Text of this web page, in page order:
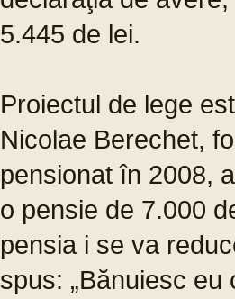
5.445 de lei.
Proiectul de lege
Nicolae Berechet,
pensionat în 2008,
o pensie de 7.000
pensia i se va
spus: „Bănuiesc